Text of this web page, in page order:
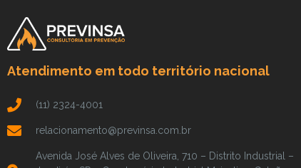
Atendimento em todo território nacional
(11) 2324-4001
relacionamento@previnsa.com.br
Avenida José Alves de Oliveira, 710 – Distrito Industrial –